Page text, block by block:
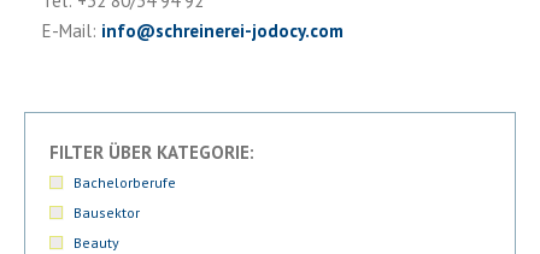
E-Mail: info@schreinerei-jodocy.com
FILTER ÜBER KATEGORIE:
Bachelorberufe
Bausektor
Beauty